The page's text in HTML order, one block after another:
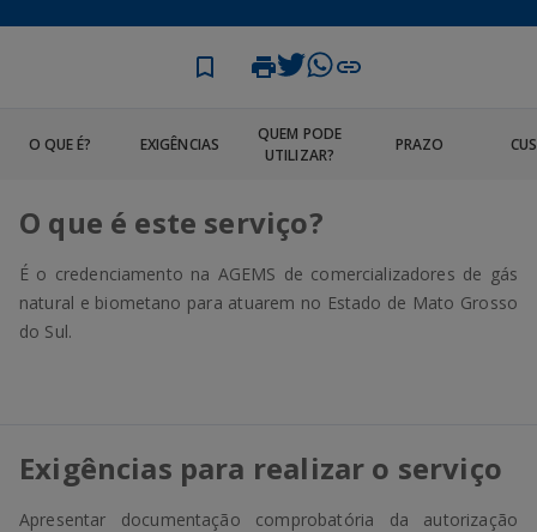
O QUE É? EXIGÊNCIAS
QUEM PODE
UTILIZAR?
PRAZO
O que é este serviço?
É o credenciamento na AGEMS de comercializadores de gás
natural e biometano para atuarem no Estado de Mato Grosso
do Sul.
Exigências para realizar o serviço
Apresentar documentação comprobatória da autorização